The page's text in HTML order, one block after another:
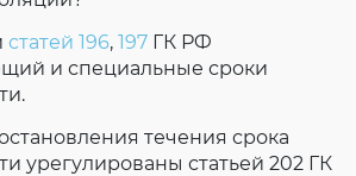
статей 196, 197 ГК РФ
и специальные сроки
течения срока
урегулированы статьей 202 ГК